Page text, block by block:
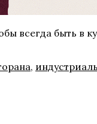
всегда быть в
,